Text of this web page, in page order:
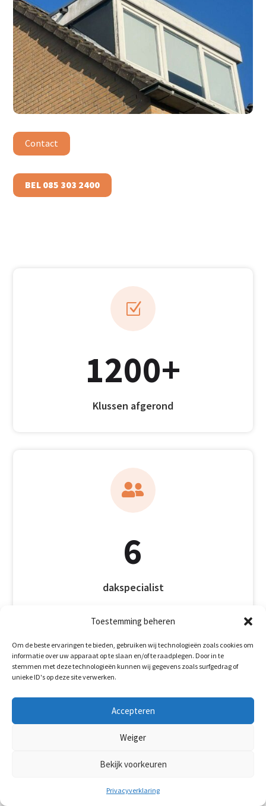
Toestemming beheren
Om de beste ervaringen te bieden, gebruiken wij technologieën zoals cookies om
informatie over uw apparaat op te slaan en/of te raadplegen. Door in te
stemmen met deze technologieën kunnen wij gegevens zoals surfgedrag of
unieke ID's op deze site verwerken.
Accepteren
Weiger
Bekijk voorkeuren
Privacyverklaring
Contact
BEL 085 303 2400
Z
1200+
Klussen afgerond

6
dakspecialist

20+
Jaar ervaring